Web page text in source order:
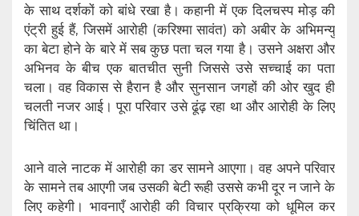
के साथ दर्शकों को बांधे रखा है। कहानी में एक दिलचस्प मोड़ की
एंट्री हुई हैं, जिसमें आरोही (करिश्मा सावंत) को अबीर के अभिमन्यु
का बेटा होने के बारे में सब कुछ पता चल गया है। उसने अक्षरा और
अभिनव के बीच एक बातचीत सुनी जिससे उसे सच्चाई का पता
चला। वह विकास से हैरान है और सुनसान जगहों की ओर खुद ही
चलती नजर आई। पूरा परिवार उसे ढूंढ़ रहा था और आरोही के लिए
चिंतित था।
आने वाले नाटक में आरोही का डर सामने आएगा। वह अपने परिवार
के सामने तब आएगी जब उसकी बेटी रूही उससे कभी दूर न जाने के
लिए कहेगी। भावनाएँ आरोही की विचार प्रक्रिया को धूमिल कर